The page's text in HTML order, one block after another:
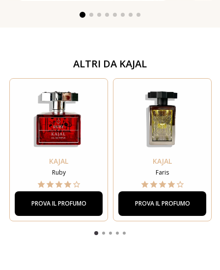
ALTRI DA KAJAL
KAJAL
Ruby
PROVA IL PROFUMO
KAJAL
Faris
PROVA IL PROFUMO